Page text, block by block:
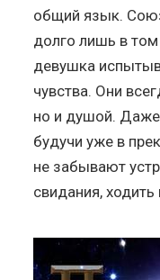
общий язык.
долго лишь в том
девушка
чувства. Они
но и душой. Даже
будучи уже в
не забывают
свидания,